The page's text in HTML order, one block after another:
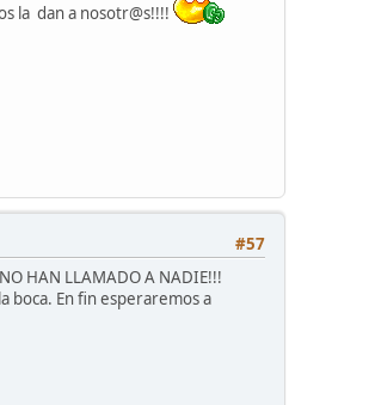
la dan a nosotr@s!!!!
#57
HAN LLAMADO A NADIE!!!
boca. En fin esperaremos a